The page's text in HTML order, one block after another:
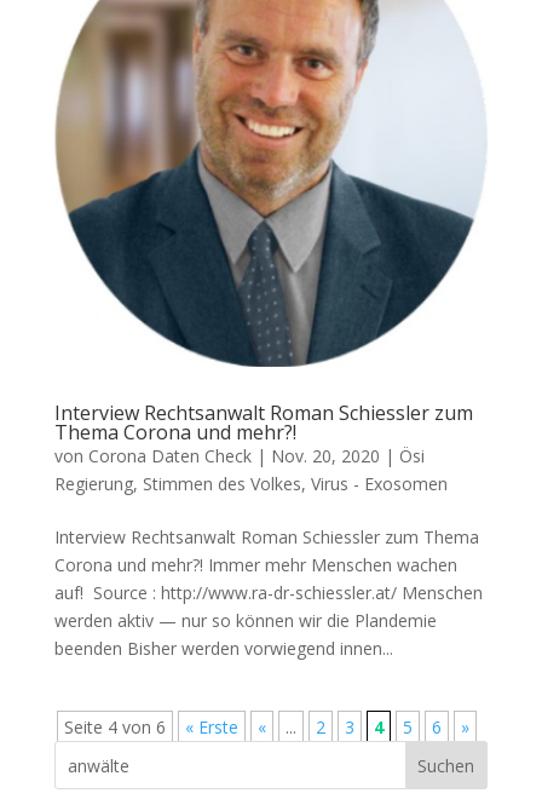
Interview Rechtsanwalt Roman Schiessler zum
Thema Corona und mehr?!
von Corona Daten Check| Nov. 20, 2020 | Ösi
Regierung, Stimmen des Volkes, Virus - Exosomen
Interview Rechtsanwalt Roman Schiessler zum Thema
Corona und mehr?! Immer mehr Men­schen wachen
auf! Source : http://www.ra-dr-schiessler.at/ Men­schen
wer­den aktiv — nur so kön­nen wir die Plan­de­mie
beenden Bis­her wer­den vor­wie­gend innen...
Seite 4 von 6 « Erste « ... 2 3 4 5 6 »